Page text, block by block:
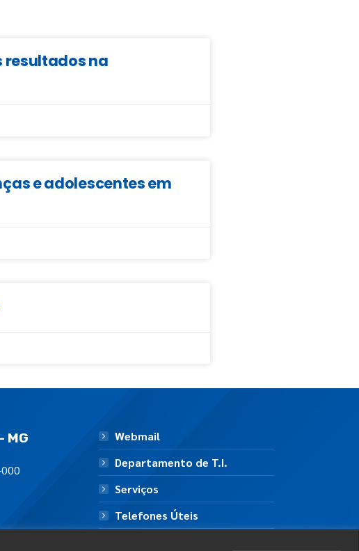
resultados na
e adolescentes em
MG
Webmail
Departamento de T.I.
Serviços
Telefones Úteis